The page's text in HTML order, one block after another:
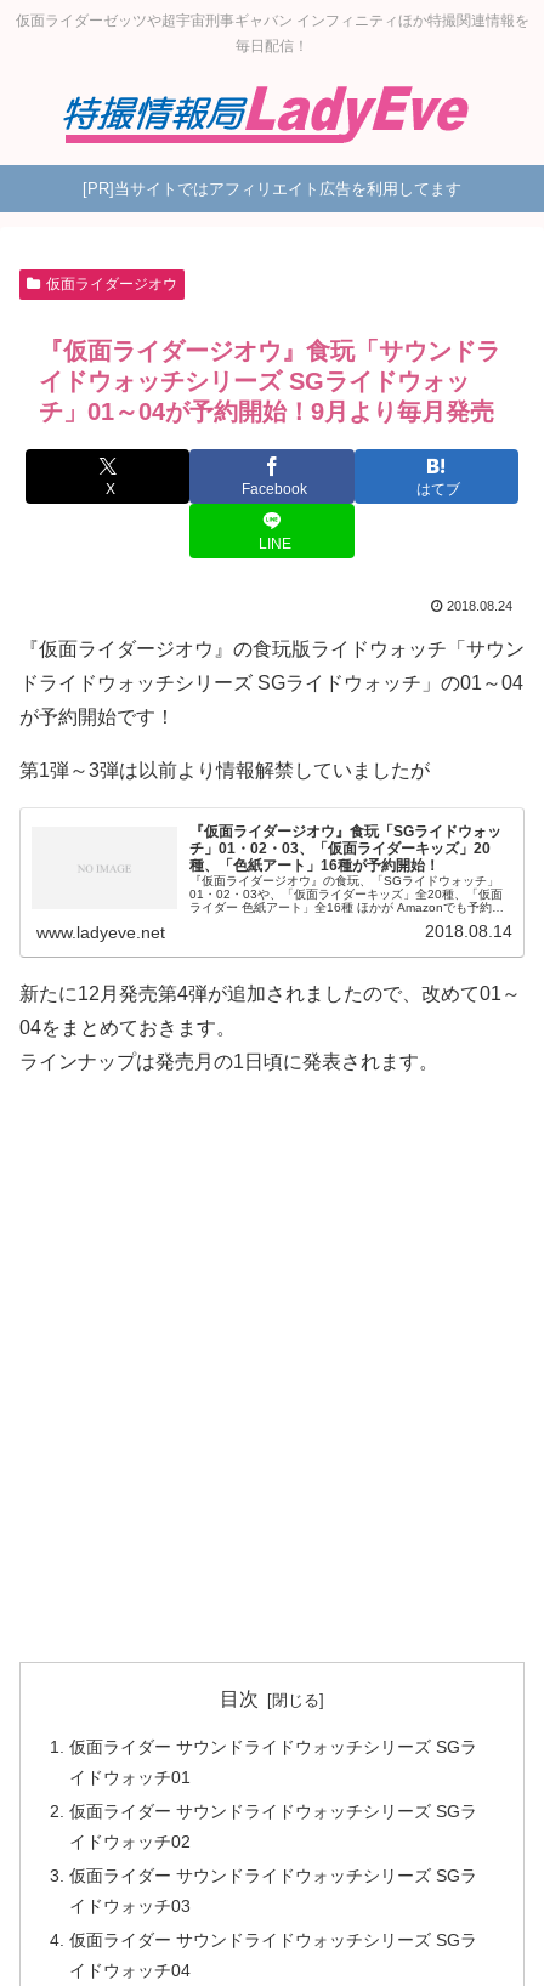
仮面ライダーゼッツや超宇宙刑事ギャバン インフィニティほか特撮関連情報を
毎日配信！
[PR]当サイトではアフィリエイト広告を利用してます
仮面ライダージオウ
『仮面ライダージオウ』食玩「サウンドラ
イドウォッチシリーズ SGライドウォッ
チ」01～04が予約開始！9月より毎月発売
X Facebook はてブ
LINE
2018.08.24
『仮面ライダージオウ』の食玩版ライドウォッチ「サウン
ドライドウォッチシリーズ SGライドウォッチ」の01～04
が予約開始です！
第1弾～3弾は以前より情報解禁していましたが
『仮面ライダージオウ』食玩「SGライドウォッ
チ」01・02・03、「仮面ライダーキッズ」20
種、「色紙アート」16種が予約開始！
『仮面ライダージオウ』の食玩、「SGライドウォッチ」
01・02・03や、「仮面ライダーキッズ」全20種、「仮面
ライダー 色紙アート」全16種 ほかが Amazonでも予約始
www.ladyeve.net 2018.08.14
新たに12月発売第4弾が追加されましたので、改めて01～
04をまとめておきます。
ラインナップは発売月の1日頃に発表されます。
目次
仮面ライダー サウンドライドウォッチシリーズ SGラ
イドウォッチ01
仮面ライダー サウンドライドウォッチシリーズ SGラ
イドウォッチ02
仮面ライダー サウンドライドウォッチシリーズ SGラ
イドウォッチ03
仮面ライダー サウンドライドウォッチシリーズ SGラ
イドウォッチ04